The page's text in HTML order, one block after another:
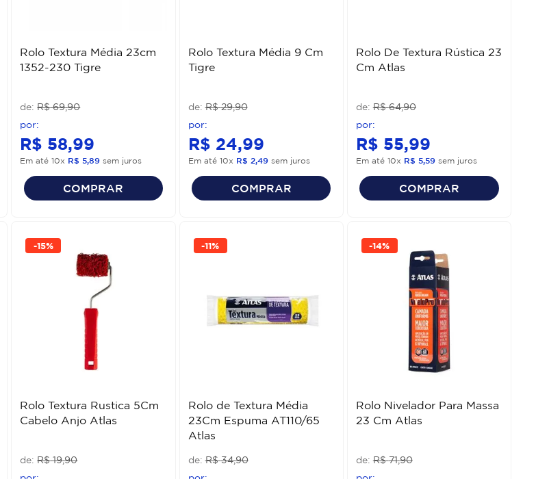
Rolo Textura Média 23cm
1352-230 Tigre
R$ 69,90
R$ 58,99
Em até10x R$ 5,89 sem juros
COMPRAR
Rolo Textura Média 9 Cm
Tigre
R$ 29,90
R$ 24,99
Em até 10x R$ 2,49sem juros
COMPRAR
Rolo De Textura Rústica 23
Cm Atlas
R$ 64,90
R$ 55,99
Em até 10x R$ 5,59sem juros
COMPRAR
-15%
Rolo Textura Rustica 5Cm
Cabelo Anjo Atlas
R$ 19,90
-11%
Rolo de Textura Média
23Cm Espuma AT110/65
Atlas
R$ 34,90
-14%
Rolo Nivelador Para Massa
23 Cm Atlas
R$ 71,90